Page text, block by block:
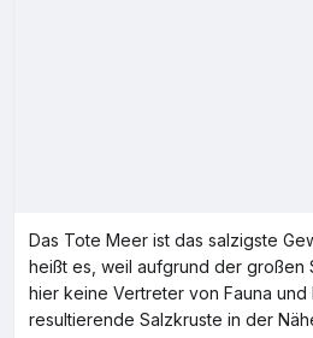
Das Tote Meer ist das salzigste
heißt es, weil aufgrund der großen
hier keine Vertreter von Fauna und
resultierende Salzkruste in der